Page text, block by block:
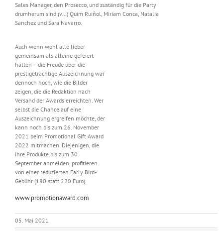
Sales Manager, den Prosecco, und zuständig für die Party
drumherum sind (v.l.) Quim Ruiñol, Miriam Conca, Natalia
Sanchez und Sara Navarro.
Auch wenn wohl alle lieber
gemeinsam als alleine gefeiert
hätten – die Freude über die
prestigeträchtige Auszeichnung war
dennoch hoch, wie die Bilder
zeigen, die die Redaktion nach
Versand der Awards erreichten. Wer
selbst die Chance auf eine
Auszeichnung ergreifen möchte, der
kann noch bis zum 26. November
2021 beim Promotional Gift Award
2022 mitmachen. Diejenigen, die
ihre Produkte bis zum 30.
September anmelden, profitieren
von einer reduzierten Early Bird-
Gebühr (180 statt 220 Euro).
www.promotionaward.com
05. Mai 2021